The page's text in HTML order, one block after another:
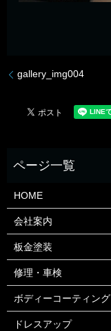
gallery_img004
HOME
会社案内
板金塗装
修理・車検
ボディーコーティング
ドレスアップ